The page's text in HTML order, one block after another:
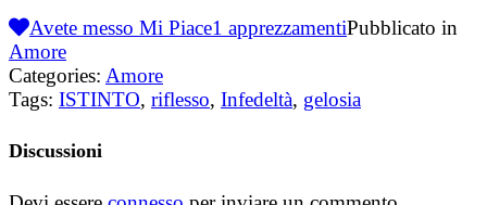
Avete messo Mi Piace1 apprezzamentiPubblicato in
Amore
Categories: Amore
Tags: ISTINTO, riflesso, Infedeltà, gelosia
Discussioni